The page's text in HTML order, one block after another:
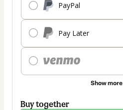
PayPal
Pay Later
Show more
Buy together